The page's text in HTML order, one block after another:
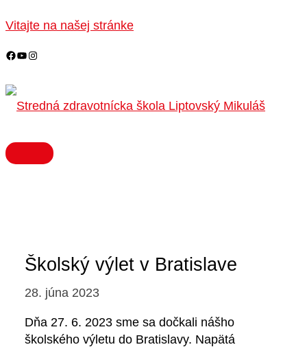
na
Vitajte na našej stránke
Školský výlet v Bratislave
28. júna 2023
Dňa 27. 6. 2023 sme sa dočkali nášho
školského výletu do Bratislavy. Napätá